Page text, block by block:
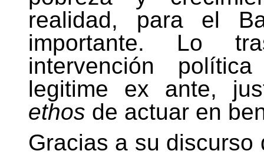
realidad, para el
importante. Lo
intervención
legitime ex ante,
ethos de actuar en
Gracias a su